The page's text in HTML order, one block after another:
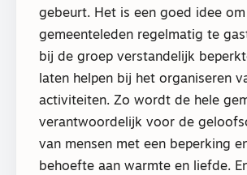
gebeurt. Het is een goed idee om
gemeenteleden regelmatig te
bij de groep verstandelijk
laten helpen bij het organiseren
activiteiten. Zo wordt de hele
verantwoordelijk voor de
van mensen met een beperking
behoefte aan warmte en liefde.